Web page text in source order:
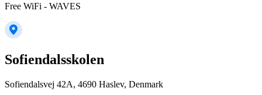
Free WiFi - WAVES
Sofiendalsskolen
Sofiendalsvej 42A, 4690 Haslev, Denmark